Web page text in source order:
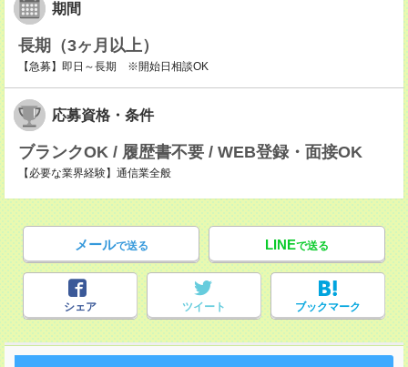
期間
長期（3ヶ月以上）
【急募】即日～長期 ※開始日相談OK
応募資格・条件
ブランクOK / 履歴書不要 / WEB登録・面接OK
【必要な業界経験】通信業全般
メールで送る LINEで送る
シェア ツイート ブックマーク